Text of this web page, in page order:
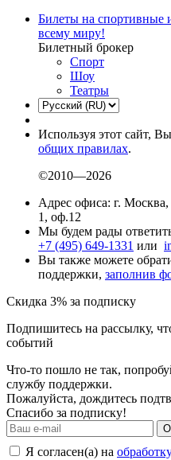
Билеты на спортивные
всему миру!
Билетный брокер
Спорт
Шоу
Театры
Используя этот сайт,
общих правилах.
©2010—2026
Адрес офиса: г.
1, оф.12
Мы будем рады
+7 (495) 649-1331 или
Вы также можете
поддержки, заполнив
Скидка 3% за подписку
Подпишитесь на рассылку,
событий
Что-то пошло не так,
службу поддержки.
Пожалуйста, дождитесь
Спасибо за подписку!
Я согласен(а) на